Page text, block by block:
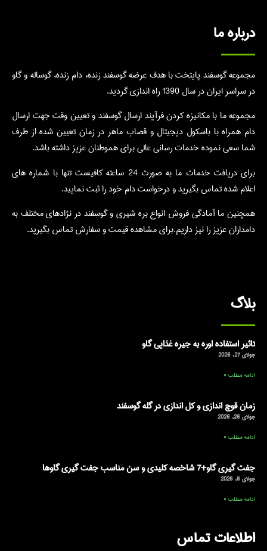
درباره ما
مجموعه گوسفند پایتخت با هدف عرضه گوسفند زنده، دام زنده، گوساله و گاو
در سراسر ایران در سال 1390 راه اندازی گردید.
مجموعه ما با مکانیزه کردن فرآیند ارسال گوسفند و تعیین وقت جهت ارسال
دام همراه با باسکول دیجیتال و قصاب ماهر در زمان تعیین شده از طرف
شما سعی نموده خدمات رسانی عالی برای هموطنان عزیز داشته باشد.
برای دریافت خدمات ما به صورت 24 ساعته کافیست تنها با شماره های
اعلام شده تماس بگیرید و درخواست دام خود را ثبت نمایید.
همچنین ما آمادگی فروش انواع بره شیری و گوسفند در نژادهای مختلف به
دامداران عزیز را نیز داریم.برای مشاهده قیمت و سفارش تماس بگیرید.
بلاگ
تاثیر استفاده اوره به جیره غذایی گاو
جولای 27, 2026
ادامه مطلب »
زمان قوچ اندازی و کل اندازی در گله گوسفند
جولای 26, 2026
ادامه مطلب »
جفت گیری گاو+7 شاخصه کلیدی و سن مناسب جفت گیری گاوها
جولای 6, 2026
ادامه مطلب »
اطلاعات تماس